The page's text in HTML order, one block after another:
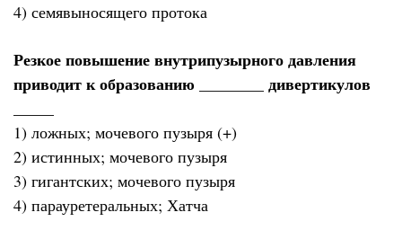
4) семявыносящего протока
Резкое повышение внутрипузырного давления
приводит к образованию ________ дивертикулов
1) ложных; мочевого пузыря (+)
2) истинных; мочевого пузыря
3) гигантских; мочевого пузыря
4) парауретеральных; Хатча